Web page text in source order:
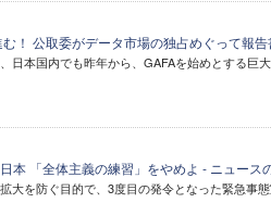
！ 公取委がデータ市場の独占めぐって報
日本国内でも昨年から、GAFAを始めとする巨
本 「全体主義の練習」をやめよ - ニュース
大を防ぐ目的で、3度目の発令となった緊急事態